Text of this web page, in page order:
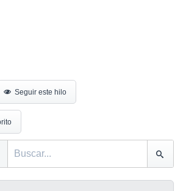
Seguir este hilo